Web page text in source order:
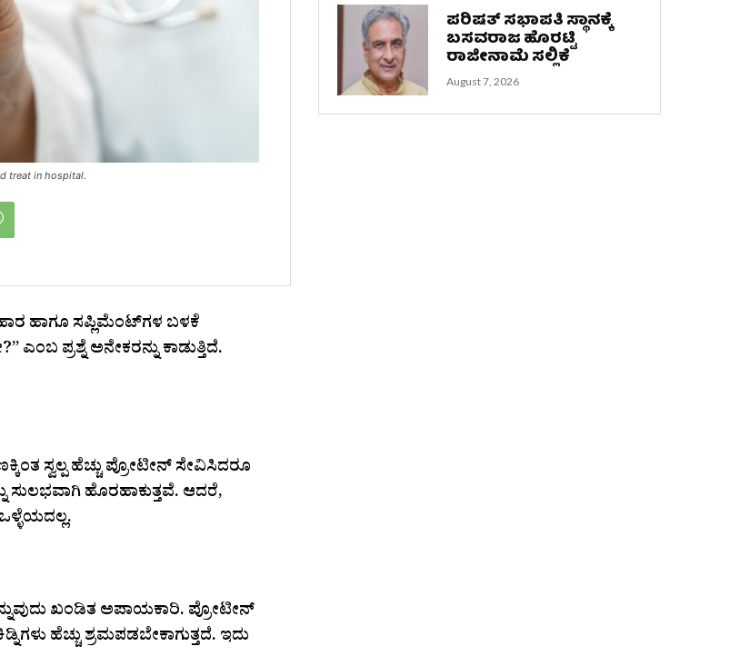
treat in hospital.
ಹಾಗೂ ಸಪ್ಲಿಮೆಂಟ್‌ಗಳ ಬಳಕೆ
ಪ್ರಶ್ನೆ ಅನೇಕರನ್ನು ಕಾಡುತ್ತಿದೆ.
ಸ್ವಲ್ಪ ಹೆಚ್ಚು ಪ್ರೋಟೀನ್ ಸೇವಿಸಿದರೂ
ಸುಲಭವಾಗಿ ಹೊರಹಾಕುತ್ತವೆ. ಆದರೆ,
ಖಂಡಿತ ಅಪಾಯಕಾರಿ. ಪ್ರೋಟೀನ್
ಹೆಚ್ಚು ಶ್ರಮಪಡಬೇಕಾಗುತ್ತದೆ. ಇದು
ಪರಿಷತ್ ಸಭಾಪತಿ ಸ್ಥಾನಕ್ಕೆ
ಬಸವರಾಜ ಹೊರಟ್ಟಿ
ರಾಜೀನಾಮೆ ಸಲ್ಲಿಕೆ
August 7, 2026